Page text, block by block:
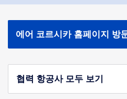
에어 코르시카 홈페이지 방
협력 항공사 모두 보기